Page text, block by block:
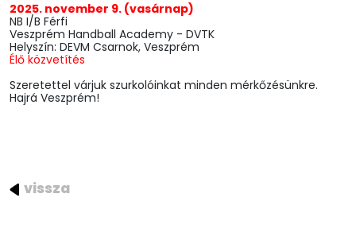
2025. november 9. (vasárnap)
NB I/B Férfi
Veszprém Handball Academy - DVTK
Helyszín: DEVM Csarnok, Veszprém
Élő közvetítés
Szeretettel várjuk szurkolóinkat minden mérkőzésünkre.
Hajrá Veszprém!
vissza